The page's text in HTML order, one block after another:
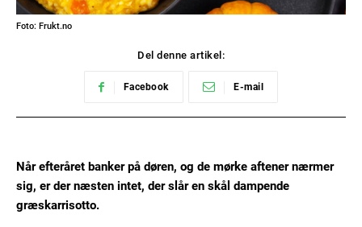
Foto: Frukt.no
Del denne artikel:
Facebook E-mail
Når efteråret banker på døren, og de mørke aftener nærmer
sig, er der næsten intet, der slår en skål dampende
græskarrisotto.